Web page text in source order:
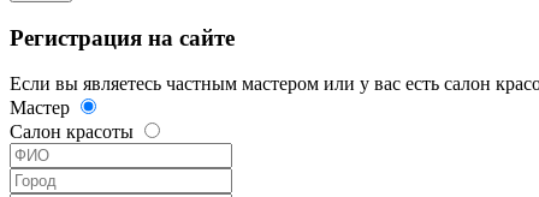
Регистрация на сайте
Если вы являетесь частным мастером или у вас есть салон
Мастер
Салон красоты